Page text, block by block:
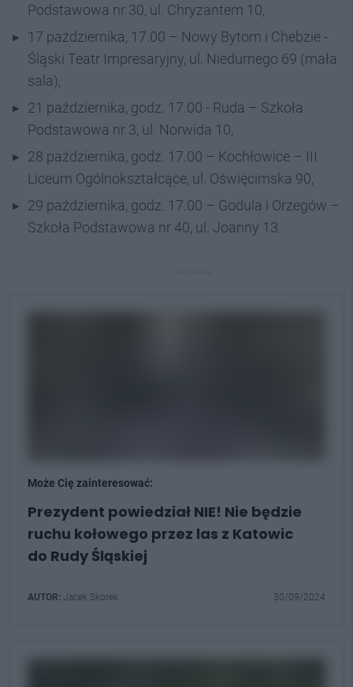
Podstawowa nr 30, ul. Chryzantem 10,
17 października, 17.00 – Nowy Bytom i Chebzie -
Śląski Teatr Impresaryjny, ul. Niedurnego 69 (mała
sala),
21 października, godz. 17.00 - Ruda – Szkoła
Podstawowa nr 3, ul. Norwida 10,
28 października, godz. 17.00 – Kochłowice – III
Liceum Ogólnokształcące, ul. Oświęcimska 90,
29 października, godz. 17.00 – Godula i Orzegów –
Szkoła Podstawowa nr 40, ul. Joanny 13.
Może Cię zainteresować:
Prezydent powiedział NIE! Nie będzie
ruchu kołowego przez las z Katowic
do Rudy Śląskiej
AUTOR: Jacek Skorek 30/09/2024